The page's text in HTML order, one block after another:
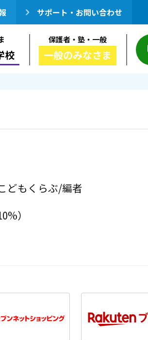
サポート・お問い合わせ
校
保護者・塾・一般
一般のみなさま
もくらぶ/編者
）